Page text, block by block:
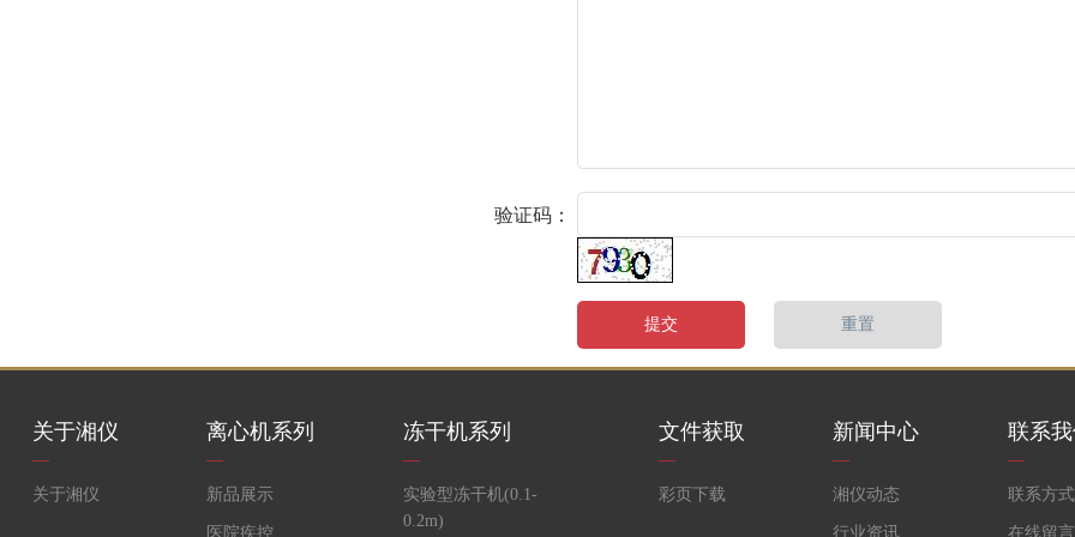
验证码：
关于湘仪
关于湘仪
离心机系列
新品展示
医院疾控
冻干机系列
实验型冻干机(0.1-
0.2m)
文件获取
彩页下载
新闻中心
湘仪动态
行业资讯
联系
联系方式
在线留言